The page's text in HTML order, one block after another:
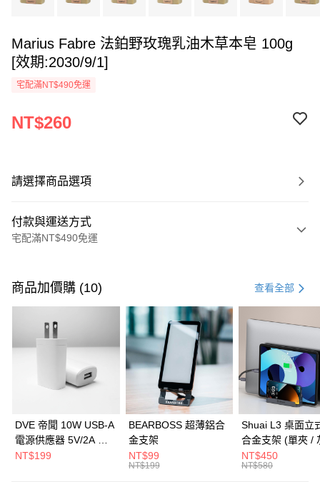
Marius Fabre 法鉑野玫瑰乳油木草本皂 100g
[效期:2030/9/1]
宅配滿NT$490免運
NT$260
請選擇商品選項
付款與運送方式
宅配滿NT$490免運
信用卡一次付款
3 期 0 利率 每期 NT$86
第一商業銀行
華南商業銀行
彰化商業銀行
上海商業儲蓄銀行
台北富邦商業銀行
兆豐國際商業銀行
臺灣中小企業銀行
台中商業銀行
匯豐（台灣）商業銀行
華泰商業銀行
聯邦商業銀行
元大商業銀行
NT$43 21家銀行
合作金庫商業銀行
第一商業銀行
彰化商業銀行
台北富邦商業銀行
國泰世華商業銀行
兆豐國際商業銀行
臺灣中小企業銀行
匯豐（台灣）商業銀行
街口支付
悠遊付
商品加價購 (10) 查看全部
DVE 帝聞 10W USB-A
電源供應器 5V/2A 充
電頭 (適用閱讀器、小
NT$199
BEARBOSS 超薄鋁合
金支架
NT$99
NT$199
Shuai L3 桌面立
合金支架 (單夾 /
NT$450
NT$580